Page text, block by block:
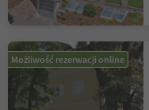
Możliwość rezerwacji online